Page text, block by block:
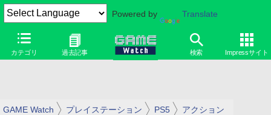
Powered by Translate
カテゴリ 過去記事 検索 Impressサイト
GAME Watch プレイステーション PS5 アクション